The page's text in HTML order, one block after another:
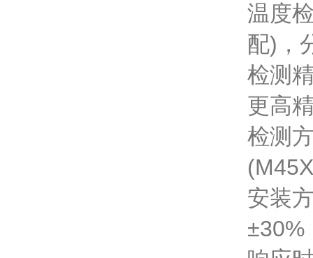
温度
配)，
检测
更高
检测
安装
±30%